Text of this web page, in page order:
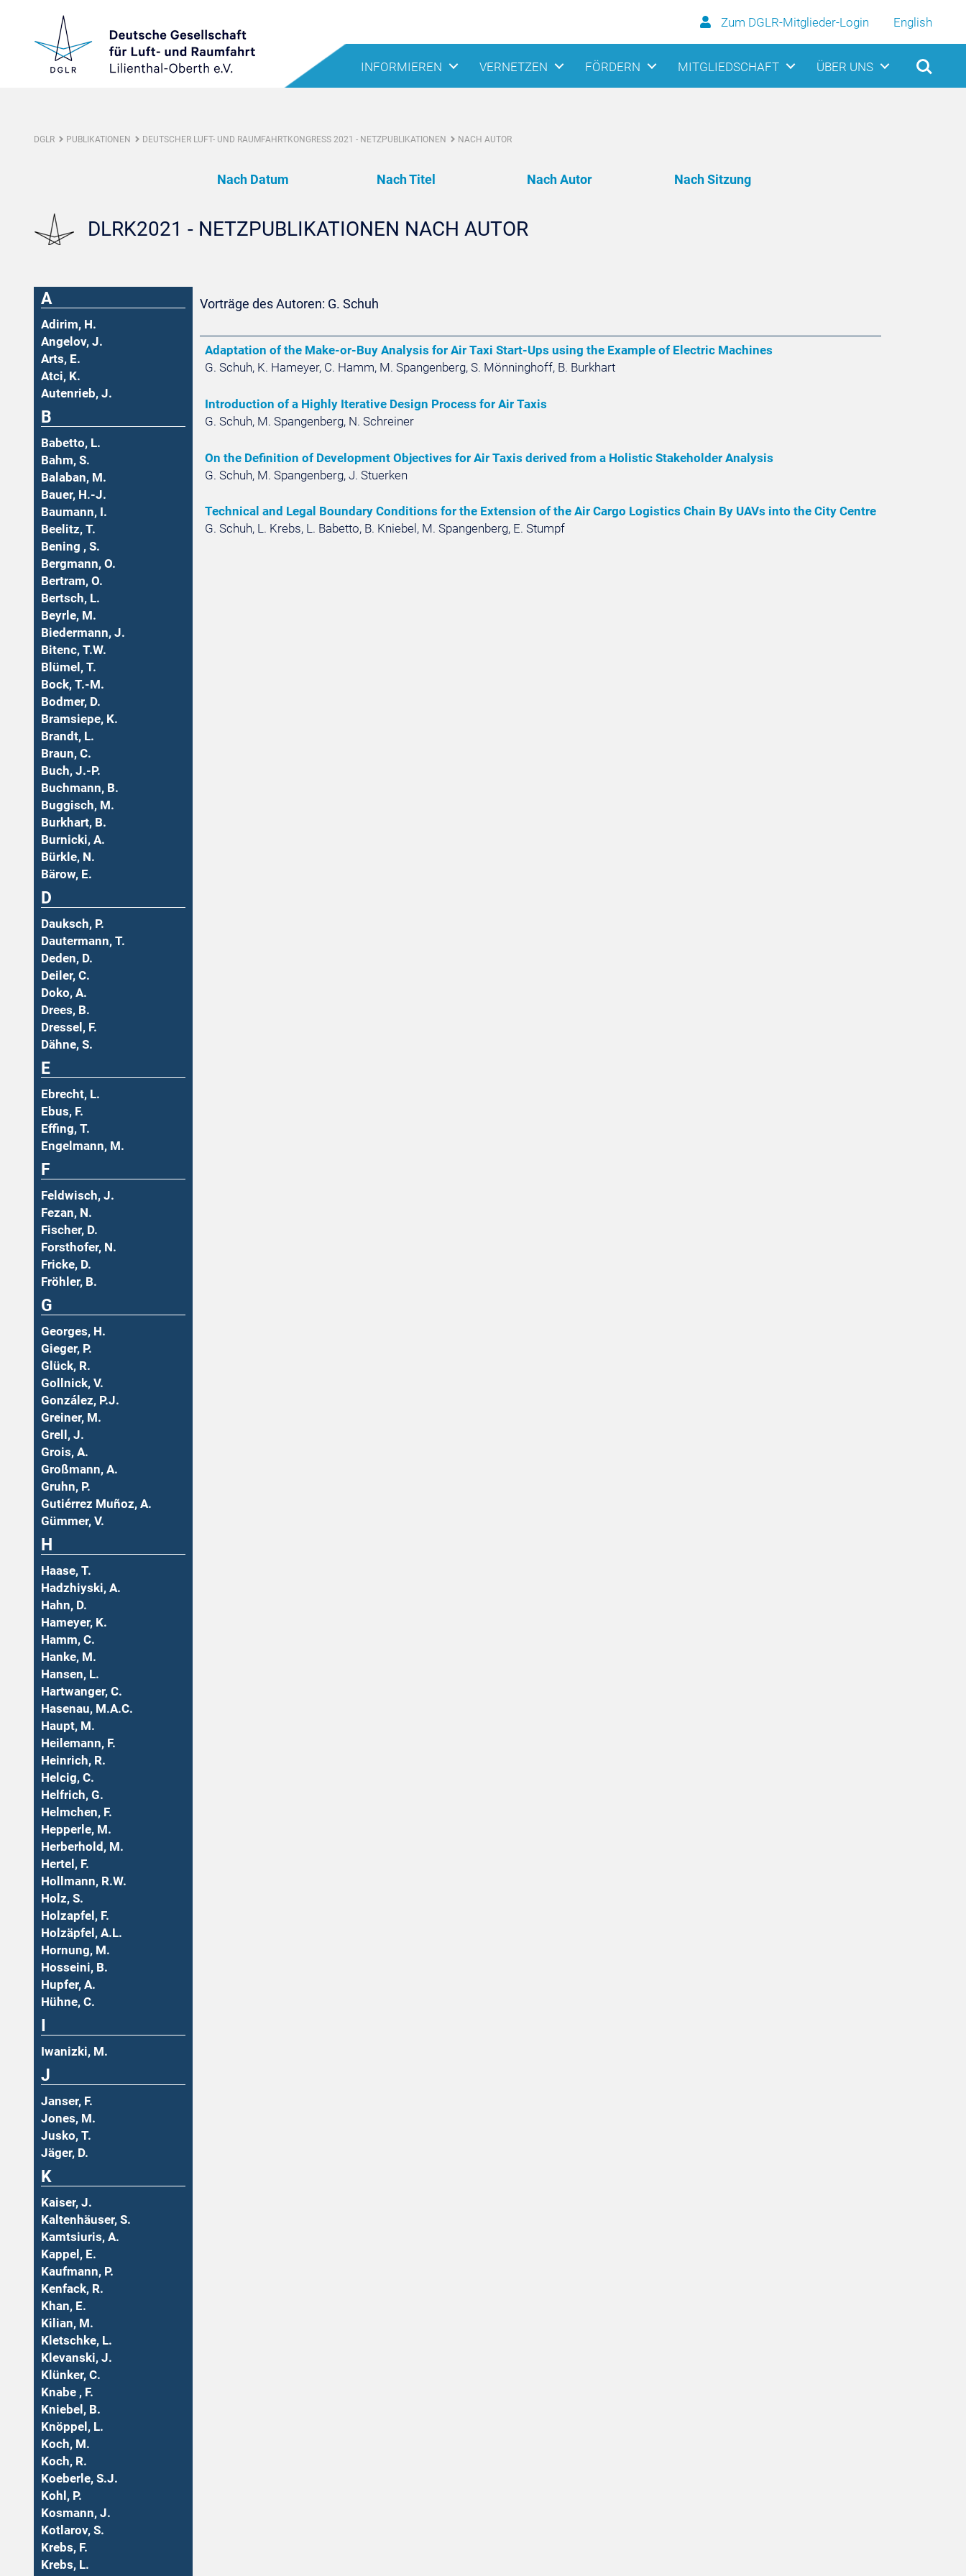
Zum DGLR-Mitglieder-Login English
INFORMIEREN VERNETZEN FÖRDERN MITGLIEDSCHAFT ÜBER UNS
DGLR PUBLIKATIONEN DEUTSCHER LUFT- UND RAUMFAHRTKONGRESS 2021 - NETZPUBLIKATIONEN NACH AUTOR
Nach Datum Nach Titel Nach Autor Nach Sitzung
DLRK2021 - NETZPUBLIKATIONEN NACH AUTOR
A
Adirim, H.
Angelov, J.
Arts, E.
Atci, K.
Autenrieb, J.
B
Babetto, L.
Bahm, S.
Balaban, M.
Bauer, H.-J.
Baumann, I.
Beelitz, T.
Bening , S.
Bergmann, O.
Bertram, O.
Bertsch, L.
Beyrle, M.
Biedermann, J.
Bitenc, T.W.
Blümel, T.
Bock, T.-M.
Bodmer, D.
Bramsiepe, K.
Brandt, L.
Braun, C.
Buch, J.-P.
Buchmann, B.
Buggisch, M.
Burkhart, B.
Burnicki, A.
Bürkle, N.
Bärow, E.
D
Dauksch, P.
Dautermann, T.
Deden, D.
Deiler, C.
Doko, A.
Drees, B.
Dressel, F.
Dähne, S.
E
Ebrecht, L.
Ebus, F.
Effing, T.
Engelmann, M.
F
Feldwisch, J.
Fezan, N.
Fischer, D.
Forsthofer, N.
Fricke, D.
Fröhler, B.
G
Georges, H.
Gieger, P.
Glück, R.
Gollnick, V.
González, P.J.
Greiner, M.
Grell, J.
Grois, A.
Großmann, A.
Gruhn, P.
Gutiérrez Muñoz, A.
Gümmer, V.
H
Haase, T.
Hadzhiyski, A.
Hahn, D.
Hameyer, K.
Hamm, C.
Hanke, M.
Hansen, L.
Hartwanger, C.
Hasenau, M.A.C.
Haupt, M.
Heilemann, F.
Heinrich, R.
Helcig, C.
Helfrich, G.
Helmchen, F.
Hepperle, M.
Herberhold, M.
Hertel, F.
Hollmann, R.W.
Holz, S.
Holzapfel, F.
Holzäpfel, A.L.
Hornung, M.
Hosseini, B.
Hupfer, A.
Hühne, C.
Iwanizki, M.
J
Janser, F.
Jones, M.
Jusko, T.
Jäger, D.
K
Kaiser, J.
Kaltenhäuser, S.
Kamtsiuris, A.
Kappel, E.
Kaufmann, P.
Kenfack, R.
Khan, E.
Kilian, M.
Kletschke, L.
Klevanski, J.
Klünker, C.
Knabe , F.
Kniebel, B.
Knöppel, L.
Koch, M.
Koch, R.
Koeberle, S.J.
Kohl, P.
Kosmann, J.
Kotlarov, S.
Krebs, F.
Krebs, L.
Vorträge des Autoren: G. Schuh
Adaptation of the Make-or-Buy Analysis for Air Taxi Start-Ups using the Example of Electric Machines
G. Schuh, K. Hameyer, C. Hamm, M. Spangenberg, S. Mönninghoff, B. Burkhart
Introduction of a Highly Iterative Design Process for Air Taxis
G. Schuh, M. Spangenberg, N. Schreiner
On the Definition of Development Objectives for Air Taxis derived from a Holistic Stakeholder Analysis
G. Schuh, M. Spangenberg, J. Stuerken
Technical and Legal Boundary Conditions for the Extension of the Air Cargo Logistics Chain By UAVs into the City Centre
G. Schuh, L. Krebs, L. Babetto, B. Kniebel, M. Spangenberg, E. Stumpf